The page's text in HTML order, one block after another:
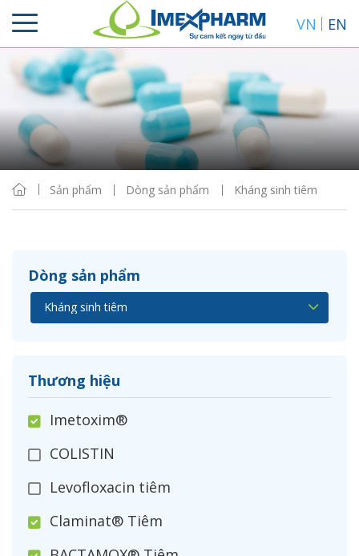
VN EN
Sản phẩm Dòng sản phẩm Kháng sinh tiêm
Dòng sản phẩm
Thương hiệu
Imetoxim®
COLISTIN
Levofloxacin tiêm
Claminat® Tiêm
Sắp xếp
Hiển thị